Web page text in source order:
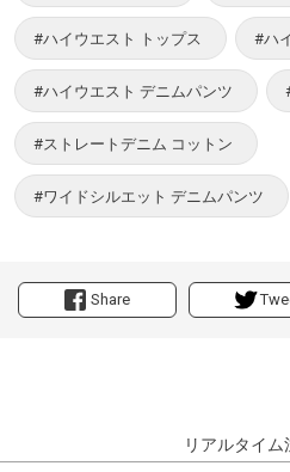
Share
#ハイウエスト トップス #ハ
#ハイウエスト デニムパンツ
#ストレートデニム コットン
#ワイドシルエット デニムパンツ
リアルタイム